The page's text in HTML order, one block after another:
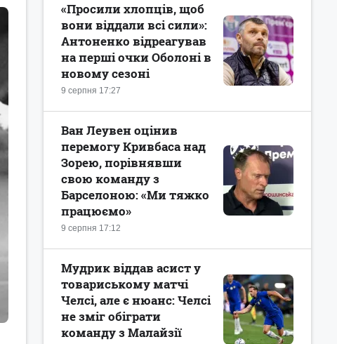
9 серпня 17:27
«Просили хлопців, щоб
вони віддали всі сили»:
Антоненко відреагував
на перші очки Оболоні в
новому сезоні
9 серпня 17:12
Ван Леувен оцінив
перемогу Кривбаса над
Зорею, порівнявши
свою команду з
Барселоною: «Ми тяжко
працюємо»
Мудрик віддав асист у
товариському матчі
Челсі, але є нюанс: Челсі
не зміг обіграти
команду з Малайзії